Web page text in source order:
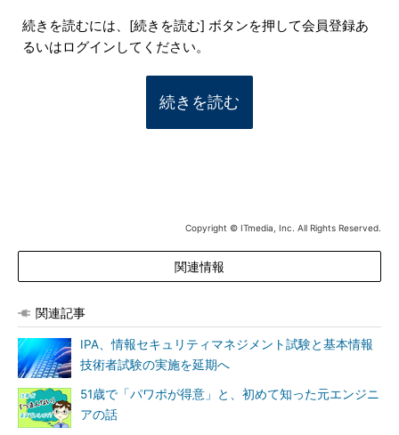
続きを読むには、[続きを読む] ボタンを押して会員登録あ
るいはログインしてください。
続きを読む
Copyright © ITmedia, Inc. All Rights Reserved.
関連情報
関連記事
IPA、情報セキュリティマネジメント試験と基本情報
技術者試験の実施を延期へ
51歳で「パワポが得意」と、初めて知った元エンジニ
アの話